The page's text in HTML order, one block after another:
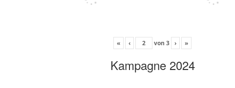
« ‹ von 3 › »
Kampagne 2024